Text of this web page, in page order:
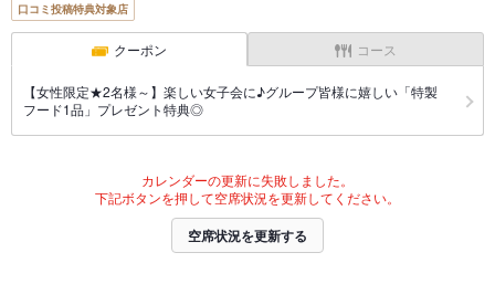
口コミ投稿特典対象店
クーポン コース
【女性限定★2名様～】楽しい女子会に♪グループ皆様に嬉しい「特製
フード1品」プレゼント特典◎
カレンダーの更新に失敗しました。
下記ボタンを押して空席状況を更新してください。
空席状況を更新する